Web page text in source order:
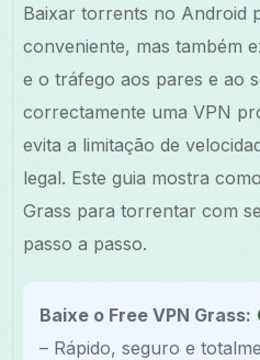
Baixar torrents no Android
conveniente, mas também
e o tráfego aos pares e ao
correctamente uma VPN
evita a limitação de
legal. Este guia mostra
Grass para torrentar com
passo a passo.
Baixe o Free VPN Grass:
– Rápido, seguro e